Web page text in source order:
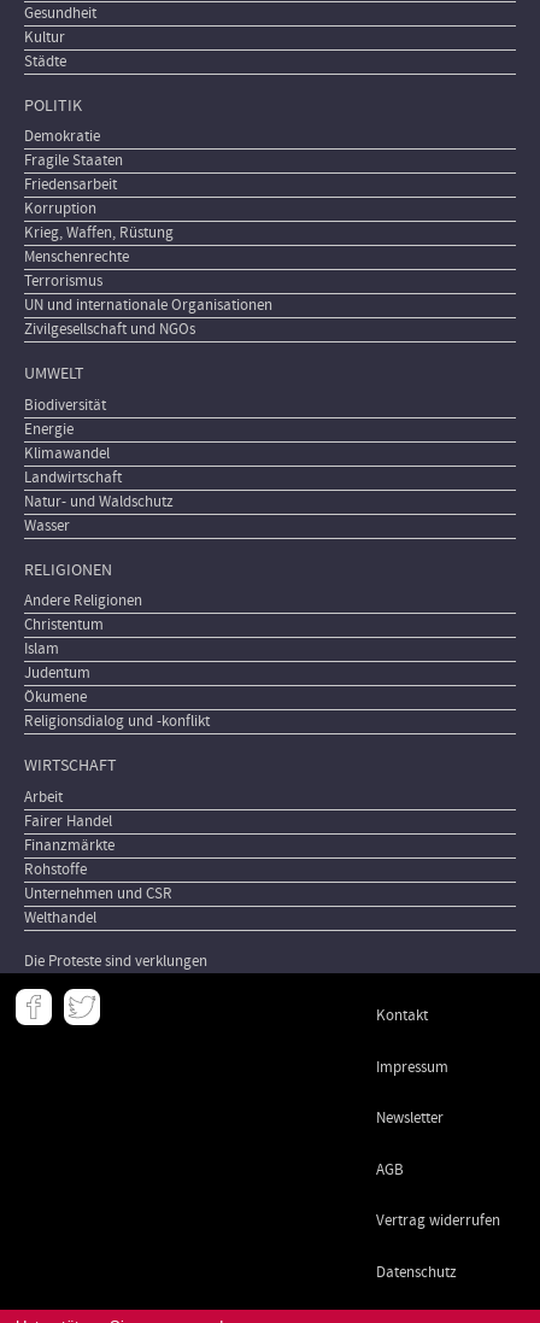
Gesundheit
Kultur
Städte
POLITIK
Demokratie
Fragile Staaten
Friedensarbeit
Korruption
Krieg, Waffen, Rüstung
Menschenrechte
Terrorismus
UN und internationale Organisationen
Zivilgesellschaft und NGOs
UMWELT
Biodiversität
Energie
Klimawandel
Landwirtschaft
Natur- und Waldschutz
Wasser
RELIGIONEN
Andere Religionen
Christentum
Islam
Judentum
Ökumene
Religionsdialog und -konflikt
WIRTSCHAFT
Arbeit
Fairer Handel
Finanzmärkte
Rohstoffe
Unternehmen und CSR
Welthandel
Die Proteste sind verklungen
Meta
- Kontakt
Impressum
Newsletter
AGB
Vertrag widerrufen
Datenschutz